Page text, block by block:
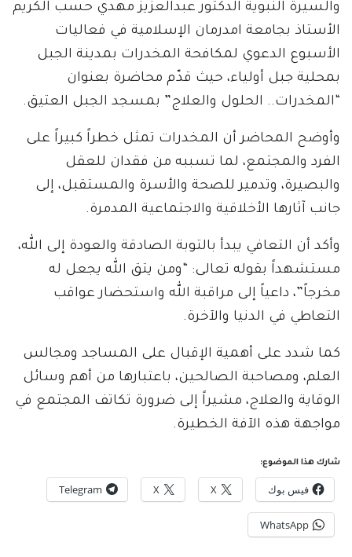
والسيرة النبوية الدكتور عبدالعزيز مهدي حسب الكريم
الأستاذ بجامعة امدرمان الإسلامية في فعاليات
الأسبوع الدعوي لمكافحة المخدرات بمدينة الجبل
بمحلية جبل أولياء، حيث قدّم محاضرة بعنوان
“المخدرات.. الحلول والعلاج” بمسجد الجبل العتيق.
وأوضح المحاضر أن المخدرات تمثل خطراً كبيراً على
الفرد والمجتمع، لما تسببه من فقدان للعقل
والبصيرة، وتدمير للصحة والأسرة والمستقبل، إلى
جانب آثارها الأخلاقية والاجتماعية المدمرة.
وأكد أن التعافي يبدأ بالتوبة الصادقة والعودة إلى الله،
مستشهداً بقوله تعالى: “ومن يتق الله يجعل له
مخرجاً”، داعياً إلى مراقبة الله واستحضار عواقب
التعاطي في الدنيا والآخرة.
كما شدد على أهمية الإقبال على المساجد ومجالس
العلم، ومصاحبة الصالحين، باعتبارها من أهم وسائل
الوقاية والعلاج، مشيراً إلى ضرورة تكاتف المجتمع في
مواجهة هذه الآفة الخطيرة.
شارك هذا الموضوع:
فيس بوك X
X
Telegram
WhatsApp